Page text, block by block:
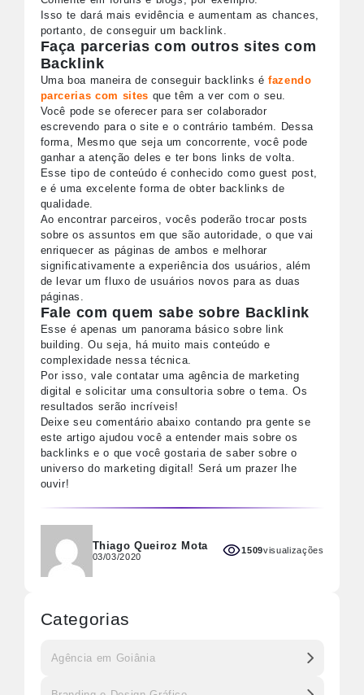
Categorias
Agência em Goiânia
Isso te dará mais evidência e aumentam as chances,
portanto, de conseguir um backlink.
Faça parcerias com outros sites com
Backlink
Uma boa maneira de conseguir backlinks éfazendo
parcerias com sites que têm a ver com o seu.
Você pode se oferecer para ser colaborador
escrevendo para o site e o contrário também. Dessa
forma, Mesmo que seja um concorrente, você pode
ganhar a atenção deles e ter bons links de volta.
Esse tipo de conteúdo é conhecido como guest post,
e é uma excelente forma de obter backlinks de
qualidade.
Ao encontrar parceiros, vocês poderão trocar posts
sobre os assuntos em que são autoridade, o que vai
enriquecer as páginas de ambos e melhorar
significativamente a experiência dos usuários, além
de levar um fluxo de usuários novos para as duas
páginas.
Fale com quem sabe sobre Backlink
Esse é apenas um panorama básico sobre link
building. Ou seja, há muito mais conteúdo e
complexidade nessa técnica.
Por isso, vale contatar uma agência de marketing
digital e solicitar uma consultoria sobre o tema. Os
resultados serão incríveis!
Deixe seu comentário abaixo contando pra gente se
este artigo ajudou você a entender mais sobre os
backlinks e o que você gostaria de saber sobre o
universo do marketing digital! Será um prazer lhe
ouvir!
Thiago Queiroz Mota
03/03/2020
1509visualizações